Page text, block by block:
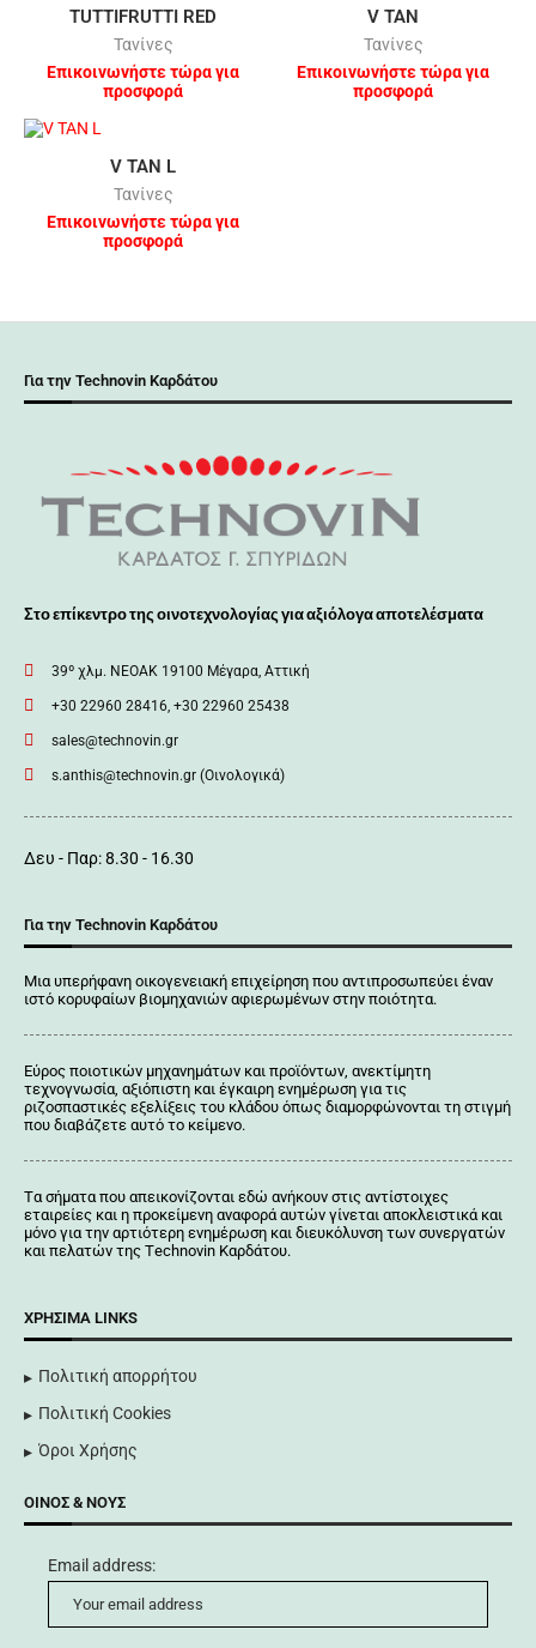
TUTTIFRUTTI RED
Τανίνες
Επικοινωνήστε τώρα για
προσφορά
V TAN
Τανίνες
Επικοινωνήστε τώρα για
προσφορά
V TAN L
Τανίνες
Επικοινωνήστε τώρα για
προσφορά
Για την Technovin Καρδάτου
Στο επίκεντρο της οινοτεχνολογίας για αξιόλογα αποτελέσματα
39º χλμ. ΝΕΟΑΚ 19100 Mέγαρα, Αττική
+30 22960 28416, +30 22960 25438
sales@technovin.gr
s.anthis@technovin.gr (Οινολογικά)
Δευ - Παρ: 8.30 - 16.30
Για την Technovin Καρδάτου
Μια υπερήφανη οικογενειακή επιχείρηση που αντιπροσωπεύει έναν
ιστό κορυφαίων βιομηχανιών αφιερωμένων στην ποιότητα.
Εύρος ποιοτικών μηχανημάτων και προϊόντων, ανεκτίμητη
τεχνογνωσία, αξιόπιστη και έγκαιρη ενημέρωση για τις
ριζοσπαστικές εξελίξεις του κλάδου όπως διαμορφώνονται τη στιγμή
που διαβάζετε αυτό το κείμενο.
Tα σήματα που απεικονίζονται εδώ ανήκουν στις αντίστοιχες
εταιρείες και η προκείμενη αναφορά αυτών γίνεται αποκλειστικά και
μόνο για την αρτιότερη ενημέρωση και διευκόλυνση των συνεργατών
και πελατών της Τechnovin Kαρδάτου.
ΧΡΉΣΙΜΑ LINKS
Πολιτική απορρήτου
Πολιτική Cookies
Όροι Χρήσης
ΟΊΝΟΣ & ΝΟΥΣ
Email address: